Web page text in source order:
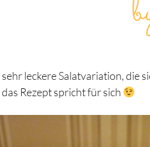
leckere Salatvariation, die
Rezept spricht für sich